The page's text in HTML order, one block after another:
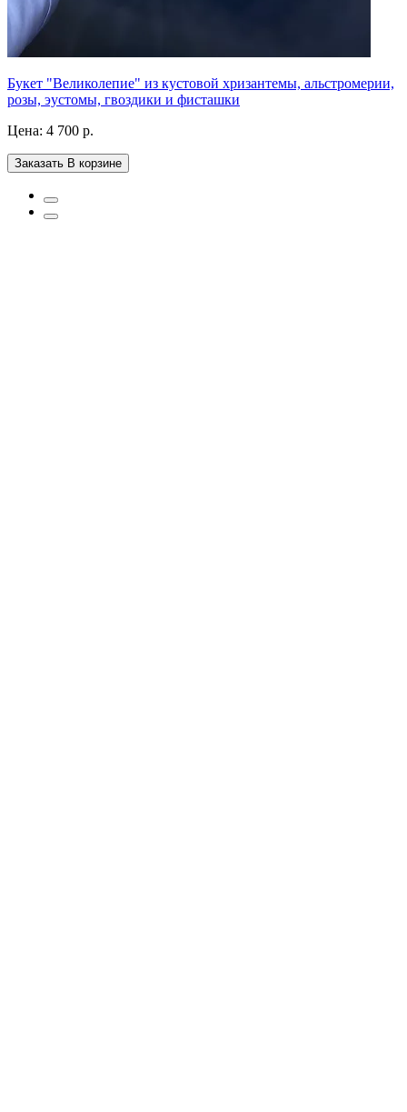
Букет "Великолепие" из кустовой хризантемы, альстромерии,
розы, эустомы, гвоздики и фисташки
Цена: 4 700 р.
Заказать В корзине